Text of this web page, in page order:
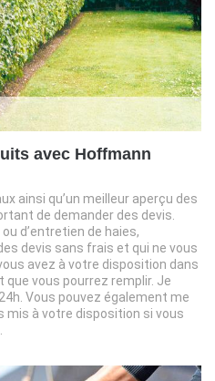
avec Hoffmann
ainsi qu’un meilleur aperçu des
de demander des devis.
d’entretien de haies,
devis sans frais et qui ne vous
avez à votre disposition dans
vous pourrez remplir. Je
Vous pouvez également me
à votre disposition si vous